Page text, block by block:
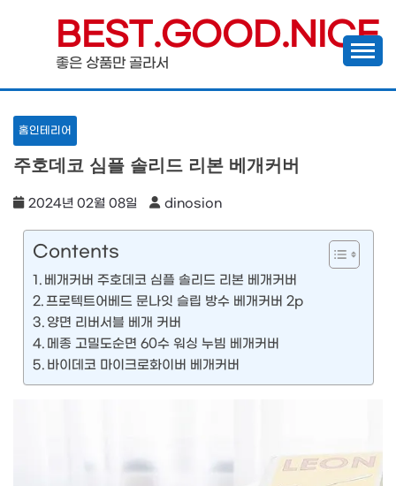
content
BEST.GOOD.NICE
좋은 상품만 골라서
홈인테리어
주호데코 심플 솔리드 리본 베개커버
2024년 02월 08일 dinosion
Contents
베개커버 주호데코 심플 솔리드 리본 베개커버
프로텍트어베드 문나잇 슬립 방수 베개커버 2p
양면 리버서블 베개 커버
메종 고밀도순면 60수 워싱 누빔 베개커버
바이데코 마이크로화이버 베개커버